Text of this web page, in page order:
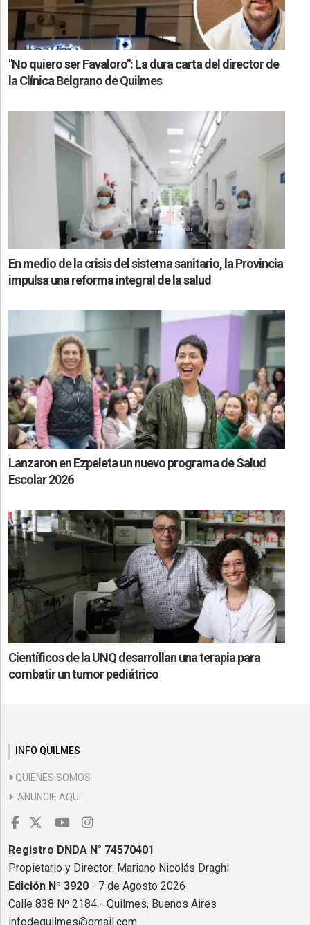
"No quiero ser Favaloro": La dura carta del director de
la Clínica Belgrano de Quilmes
En medio de la crisis del sistema sanitario, la Provincia
impulsa una reforma integral de la salud
Lanzaron en Ezpeleta un nuevo programa de Salud
Escolar 2026
Científicos de la UNQ desarrollan una terapia para
combatir un tumor pediátrico
INFO QUILMES
QUIENES SOMOS
ANUNCIE AQUI
Registro DNDA N° 74570401
Propietario y Director: Mariano Nicolás Draghi
Edición Nº 3920 - 7 de Agosto 2026
Calle 838 Nº 2184 - Quilmes, Buenos Aires
infodequilmes@gmail.com